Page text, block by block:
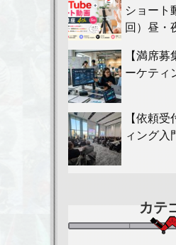
ショート
回）昼・
【満席
ーケティ
【依頼
ィング入
カテ